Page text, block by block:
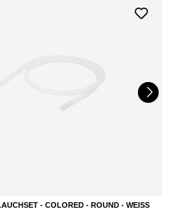
- COLORED - ROUND - WEISS